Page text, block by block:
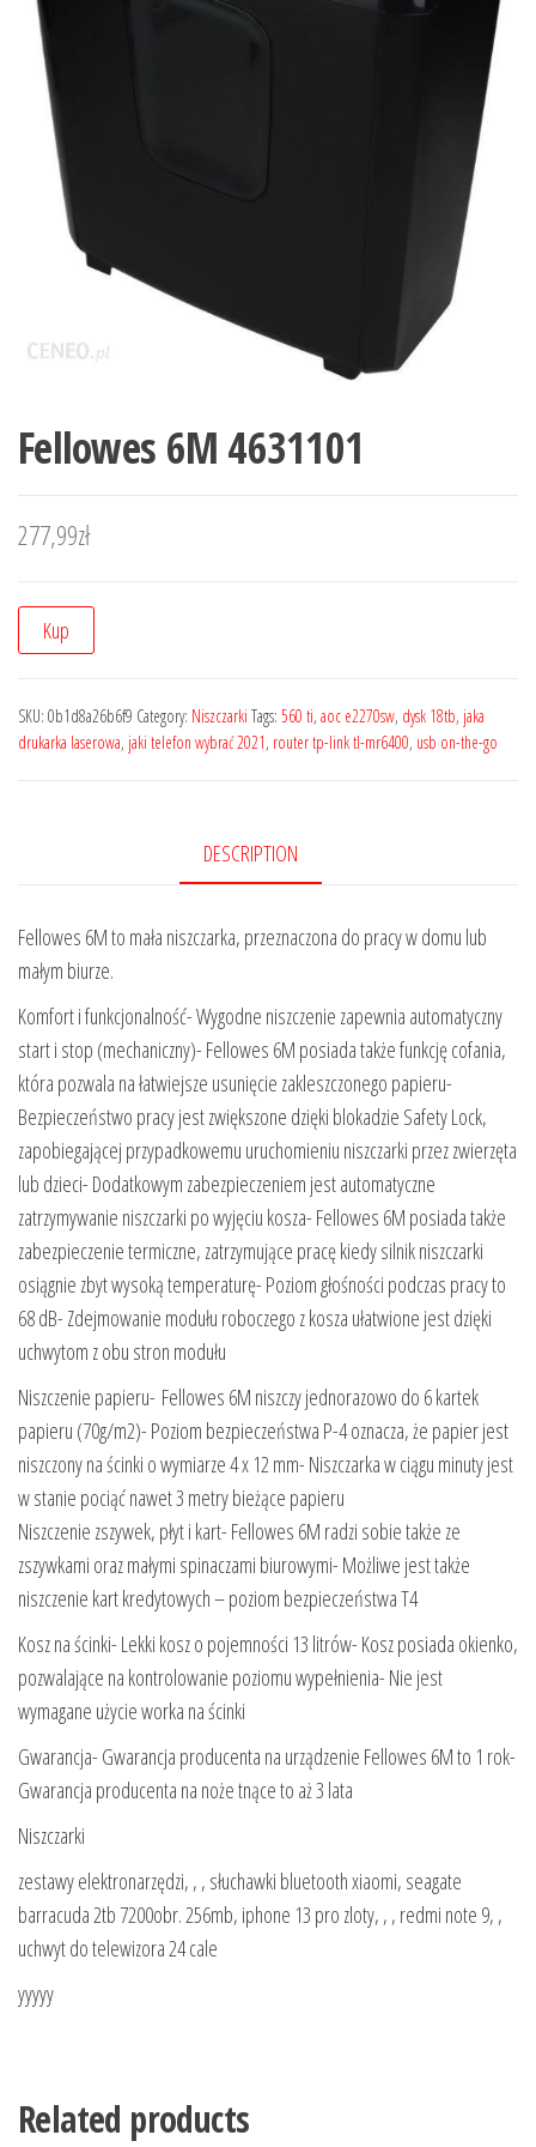
Fellowes 6M 4631101
277,99zł
Kup
SKU: 0b1d8a26b6f9 Category: Niszczarki Tags: 560 ti, aoc e2270sw, dysk 18tb, jaka
drukarka laserowa, jaki telefon wybrać 2021, router tp-link tl-mr6400, usb on-the-go
DESCRIPTION
Fellowes 6M to mała niszczarka, przeznaczona do pracy w domu lub
małym biurze.
Komfort i funkcjonalność- Wygodne niszczenie zapewnia automatyczny
start i stop (mechaniczny)- Fellowes 6M posiada także funkcję cofania,
która pozwala na łatwiejsze usunięcie zakleszczonego papieru-
Bezpieczeństwo pracy jest zwiększone dzięki blokadzie Safety Lock,
zapobiegającej przypadkowemu uruchomieniu niszczarki przez zwierzęta
lub dzieci- Dodatkowym zabezpieczeniem jest automatyczne
zatrzymywanie niszczarki po wyjęciu kosza- Fellowes 6M posiada także
zabezpieczenie termiczne, zatrzymujące pracę kiedy silnik niszczarki
osiągnie zbyt wysoką temperaturę- Poziom głośności podczas pracy to
68 dB- Zdejmowanie modułu roboczego z kosza ułatwione jest dzięki
uchwytom z obu stron modułu
Niszczenie papieru- Fellowes 6M niszczy jednorazowo do 6 kartek
papieru (70g/m2)- Poziom bezpieczeństwa P-4 oznacza, że papier jest
niszczony na ścinki o wymiarze 4 x 12 mm- Niszczarka w ciągu minuty jest
w stanie pociąć nawet 3 metry bieżące papieru
Niszczenie zszywek, płyt i kart- Fellowes 6M radzi sobie także ze
zszywkami oraz małymi spinaczami biurowymi- Możliwe jest także
niszczenie kart kredytowych – poziom bezpieczeństwa T4
Kosz na ścinki- Lekki kosz o pojemności 13 litrów- Kosz posiada okienko,
pozwalające na kontrolowanie poziomu wypełnienia- Nie jest
wymagane użycie worka na ścinki
Gwarancja- Gwarancja producenta na urządzenie Fellowes 6M to 1 rok-
Gwarancja producenta na noże tnące to aż 3 lata
Niszczarki
zestawy elektronarzędzi, , , słuchawki bluetooth xiaomi, seagate
barracuda 2tb 7200obr. 256mb, iphone 13 pro zloty, , , redmi note 9, ,
uchwyt do telewizora 24 cale
yyyyy
Related products